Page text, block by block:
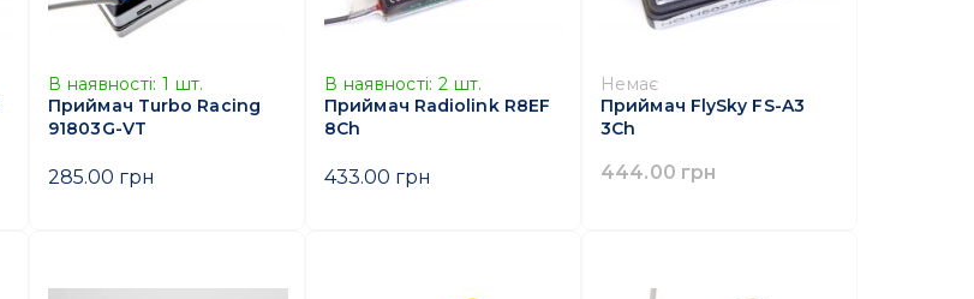
В наявності: 1 шт.
Приймач Turbo Racing
91803G-VT
285.00 грн
В наявності: 2 шт.
Приймач Radiolink R8EF
8Ch
433.00 грн
Немає
Приймач FlySky FS-A3
3Ch
444.00 грн